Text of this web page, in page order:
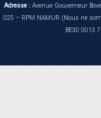
Adresse :Avenue Gouverneur
025 – RPM NAMUR (Nous ne
BE30 0013